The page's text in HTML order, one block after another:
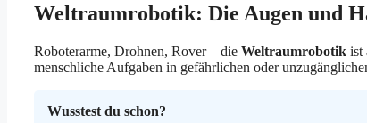
Weltraumrobotik: Die Augen und
Roboterarme, Drohnen, Rover – die Weltraumrobotik ist
menschliche Aufgaben in gefährlichen oder
Wusstest du schon?